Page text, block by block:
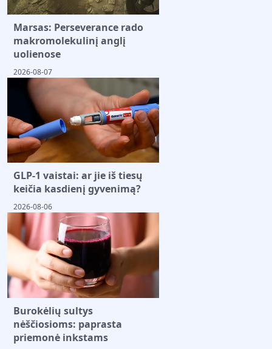
Marsas: Perseverance rado
makromolekulinį anglį
uolienose
2026-08-07
GLP-1 vaistai: ar jie iš tiesų
keičia kasdienį gyvenimą?
2026-08-06
Burokėlių sultys
nėščiosioms: paprasta
priemonė inkstams